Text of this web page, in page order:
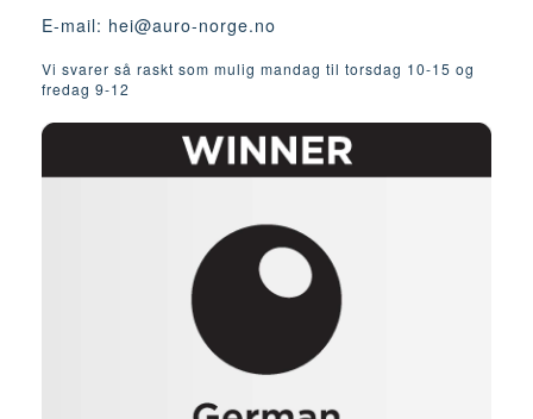
E-mail: hei@auro-norge.no
Vi svarer så raskt som mulig mandag til torsdag 10-15 og
fredag ​​9-12